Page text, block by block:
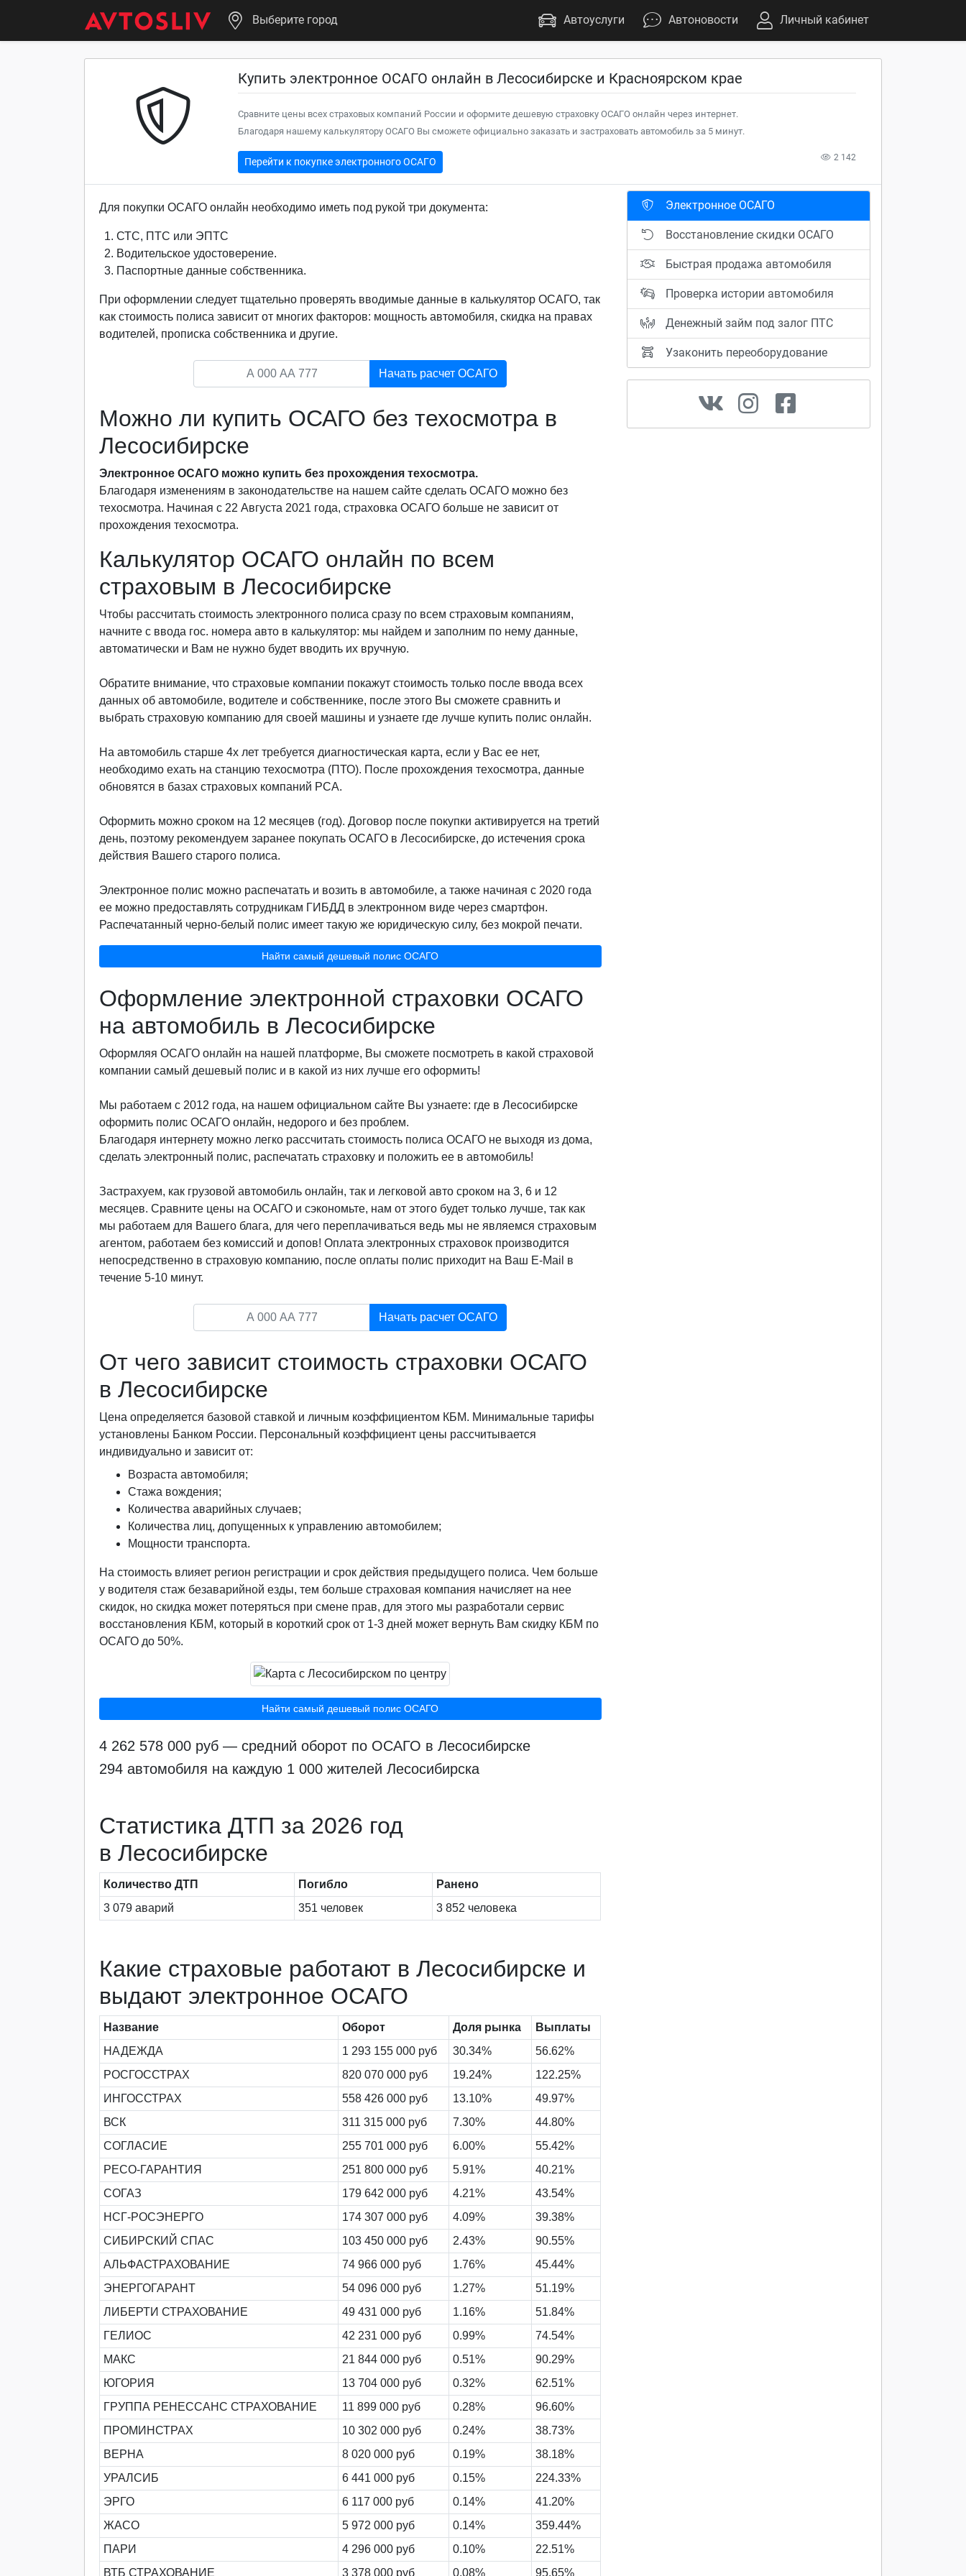
Выберите город Автоуслуги Автоновости Личный кабинет
Купить электронное ОСАГО онлайн в Лесосибирске и Красноярском крае
Сравните цены всех страховых компаний России и оформите дешевую страховку ОСАГО онлайн через интернет.
Благодаря нашему калькулятору ОСАГО Вы сможете официально заказать и застраховать автомобиль за 5 минут.
Перейти к покупке электронного ОСАГО 2 142
Для покупки ОСАГО онлайн необходимо иметь под рукой три документа:
СТС, ПТС или ЭПТС
Водительское удостоверение.
Паспортные данные собственника.
При оформлении следует тщательно проверять вводимые данные в калькулятор ОСАГО, так
как стоимость полиса зависит от многих факторов: мощность автомобиля, скидка на правах
водителей, прописка собственника и другие.
Начать расчет ОСАГО
Можно ли купить ОСАГО без техосмотра в
Лесосибирске
Электронное ОСАГО можно купить без прохождения техосмотра.
Благодаря изменениям в законодательстве на нашем сайте сделать ОСАГО можно без
техосмотра. Начиная с 22 Августа 2021 года, страховка ОСАГО больше не зависит от
прохождения техосмотра.
Калькулятор ОСАГО онлайн по всем
страховым в Лесосибирске
Чтобы рассчитать стоимость электронного полиса сразу по всем страховым компаниям,
начните с ввода гос. номера авто в калькулятор: мы найдем и заполним по нему данные,
автоматически и Вам не нужно будет вводить их вручную.
Обратите внимание, что страховые компании покажут стоимость только после ввода всех
данных об автомобиле, водителе и собственнике, после этого Вы сможете сравнить и
выбрать страховую компанию для своей машины и узнаете где лучше купить полис онлайн.
На автомобиль старше 4х лет требуется диагностическая карта, если у Вас ее нет,
необходимо ехать на станцию техосмотра (ПТО). После прохождения техосмотра, данные
обновятся в базах страховых компаний РСА.
Оформить можно сроком на 12 месяцев (год). Договор после покупки активируется на третий
день, поэтому рекомендуем заранее покупать ОСАГО в Лесосибирске, до истечения срока
действия Вашего старого полиса.
Электронное полис можно распечатать и возить в автомобиле, а также начиная с 2020 года
ее можно предоставлять сотрудникам ГИБДД в электронном виде через смартфон.
Распечатанный черно-белый полис имеет такую же юридическую силу, без мокрой печати.
Найти самый дешевый полис ОСАГО
Оформление электронной страховки ОСАГО
на автомобиль в Лесосибирске
Оформляя ОСАГО онлайн на нашей платформе, Вы сможете посмотреть в какой страховой
компании самый дешевый полис и в какой из них лучше его оформить!
Мы работаем с 2012 года, на нашем официальном сайте Вы узнаете: где в Лесосибирске
оформить полис ОСАГО онлайн, недорого и без проблем.
Благодаря интернету можно легко рассчитать стоимость полиса ОСАГО не выходя из дома,
сделать электронный полис, распечатать страховку и положить ее в автомобиль!
Застрахуем, как грузовой автомобиль онлайн, так и легковой авто сроком на 3, 6 и 12
месяцев. Сравните цены на ОСАГО и сэкономьте, нам от этого будет только лучше, так как
мы работаем для Вашего блага, для чего переплачиваться ведь мы не являемся страховым
агентом, работаем без комиссий и допов! Оплата электронных страховок производится
непосредственно в страховую компанию, после оплаты полис приходит на Ваш E-Mail в
течение 5-10 минут.
Начать расчет ОСАГО
От чего зависит стоимость страховки ОСАГО
в Лесосибирске
Цена определяется базовой ставкой и личным коэффициентом КБМ. Минимальные тарифы
установлены Банком России. Персональный коэффициент цены рассчитывается
индивидуально и зависит от:
Возраста автомобиля;
Стажа вождения;
Количества аварийных случаев;
Количества лиц, допущенных к управлению автомобилем;
Мощности транспорта.
На стоимость влияет регион регистрации и срок действия предыдущего полиса. Чем больше
у водителя стаж безаварийной езды, тем больше страховая компания начисляет на нее
скидок, но скидка может потеряться при смене прав, для этого мы разработали сервис
восстановления КБМ, который в короткий срок от 1-3 дней может вернуть Вам скидку КБМ по
ОСАГО до 50%.
Найти самый дешевый полис ОСАГО
4 262 578 000 руб — средний оборот по ОСАГО в Лесосибирске
294 автомобиля на каждую 1 000 жителей Лесосибирска
Статистика ДТП за 2026 год
в Лесосибирске
Количество ДТП Погибло
Ранено
3 079 аварий
351 человек 3 852 человека
Какие страховые работают в Лесосибирске и
выдают электронное ОСАГО
Название Оборот Доля рынка
Выплаты
НАДЕЖДА
1 293 155 000 руб 30.34%
56.62%
РОСГОССТРАХ
820 070 000 руб 19.24%
122.25%
ИНГОССТРАХ
558 426 000 руб 13.10%
49.97%
ВСК
311 315 000 руб 7.30%
44.80%
СОГЛАСИЕ
255 701 000 руб 6.00%
55.42%
РЕСО-ГАРАНТИЯ
251 800 000 руб 5.91%
40.21%
СОГАЗ
179 642 000 руб 4.21%
43.54%
НСГ-РОСЭНЕРГО
174 307 000 руб 4.09%
39.38%
СИБИРСКИЙ СПАС
103 450 000 руб 2.43%
90.55%
АЛЬФАСТРАХОВАНИЕ
74 966 000 руб 1.76%
45.44%
ЭНЕРГОГАРАНТ
54 096 000 руб 1.27%
51.19%
ЛИБЕРТИ СТРАХОВАНИЕ
49 431 000 руб 1.16%
51.84%
ГЕЛИОС
42 231 000 руб 0.99%
74.54%
МАКС
21 844 000 руб 0.51%
90.29%
ЮГОРИЯ
13 704 000 руб 0.32%
62.51%
ГРУППА РЕНЕССАНС СТРАХОВАНИЕ
11 899 000 руб 0.28%
96.60%
ПРОМИНСТРАХ
10 302 000 руб 0.24%
38.73%
ВЕРНА
8 020 000 руб 0.19%
38.18%
УРАЛСИБ
6 441 000 руб 0.15%
224.33%
ЭРГО
6 117 000 руб 0.14%
41.20%
ЖАСО
5 972 000 руб 0.14%
359.44%
ПАРИ
4 296 000 руб 0.10%
22.51%
ВТБ СТРАХОВАНИЕ
3 378 000 руб 0.08% 95.65%
Электронное ОСАГО
Восстановление скидки ОСАГО
Быстрая продажа автомобиля
Проверка истории автомобиля
Денежный займ под залог ПТС
Узаконить переоборудование